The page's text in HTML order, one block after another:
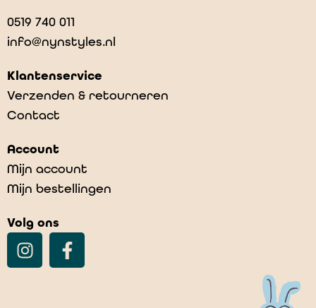
€59,00
0519 740 011
info@nynstyles.nl
Klantenservice
Verzenden & retourneren
Contact
Account
Mijn account
Mijn bestellingen
Volg ons